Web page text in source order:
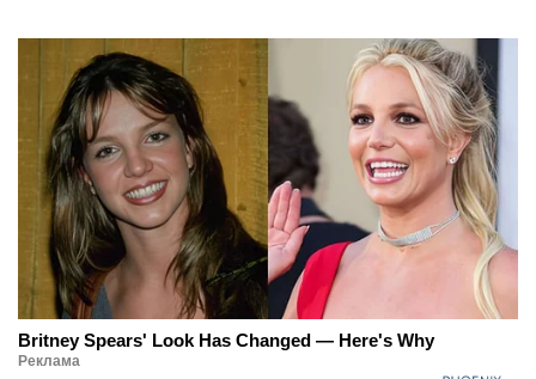
Britney Spears' Look Has Changed — Here's Why
Реклама